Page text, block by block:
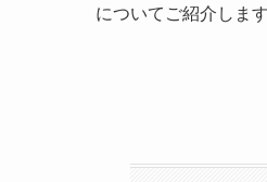
についてご紹介します